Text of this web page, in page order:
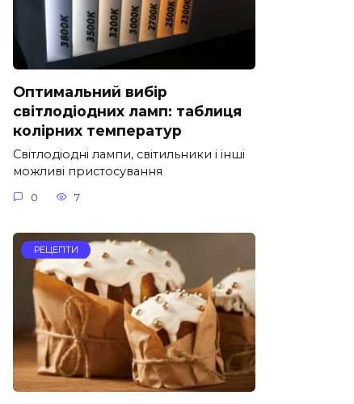
Оптимальний вибір
світлодіодних ламп: таблиця
колірних температур
Світлодіодні лампи, світильники і інші
можливі пристосування
0 7
РЕЦЕПТИ